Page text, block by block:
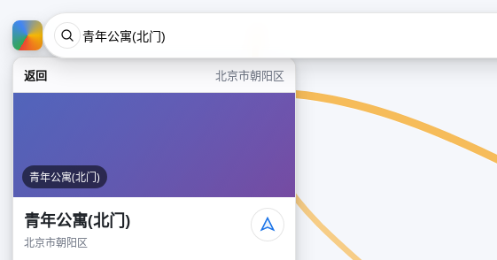
返回 北京市朝阳区
青年公寓(北门)
青年公寓(北门)
北京市朝阳区